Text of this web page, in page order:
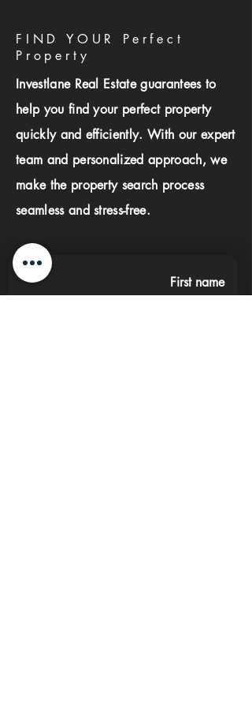
FIND YOUR Perfect
Property
Investlane Real Estate guarantees to
help you find your perfect property
quickly and efficiently. With our expert
team and personalized approach, we
make the property search process
seamless and stress-free.
First name